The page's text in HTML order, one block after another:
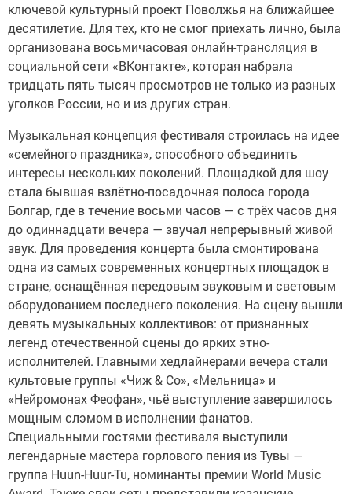
ключевой культурный проект Поволжья на ближайшее
десятилетие. Для тех, кто не смог приехать лично, была
организована восьмичасовая онлайн-трансляция в
социальной сети «ВКонтакте», которая набрала
тридцать пять тысяч просмотров не только из разных
уголков России, но и из других стран.
Музыкальная концепция фестиваля строилась на идее
«семейного праздника», способного объединить
интересы нескольких поколений. Площадкой для шоу
стала бывшая взлётно-посадочная полоса города
Болгар, где в течение восьми часов — с трёх часов дня
до одиннадцати вечера — звучал непрерывный живой
звук. Для проведения концерта была смонтирована
одна из самых современных концертных площадок в
стране, оснащённая передовым звуковым и световым
оборудованием последнего поколения. На сцену вышли
девять музыкальных коллективов: от признанных
легенд отечественной сцены до ярких этно-
исполнителей. Главными хедлайнерами вечера стали
культовые группы «Чиж & Co», «Мельница» и
«Нейромонах Феофан», чьё выступление завершилось
мощным слэмом в исполнении фанатов.
Специальными гостями фестиваля выступили
легендарные мастера горлового пения из Тувы —
группа Huun-Huur-Tu, номинанты премии World Music